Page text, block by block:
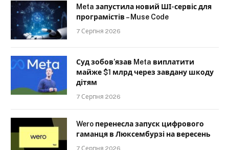
Meta запустила новий ШІ-сервіс для
програмістів – Muse Code
7 Серпня 2026
Суд зобов’язав Meta виплатити
майже $1 млрд через завдану шкоду
дітям
7 Серпня 2026
Wero перенесла запуск цифрового
гаманця в Люксембурзі на вересень
7 Серпня 2026